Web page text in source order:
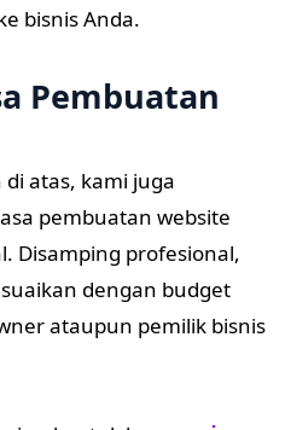
bisnis Anda.
Pembuatan
atas, kami juga
pembuatan website
Disamping profesional,
dengan budget
ataupun pemilik bisnis